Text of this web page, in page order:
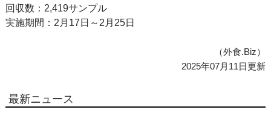
回収数：2,419サンプル
実施期間：2月17日～2月25日
（外食.Biz）
2025年07月11日更新
最新ニュース